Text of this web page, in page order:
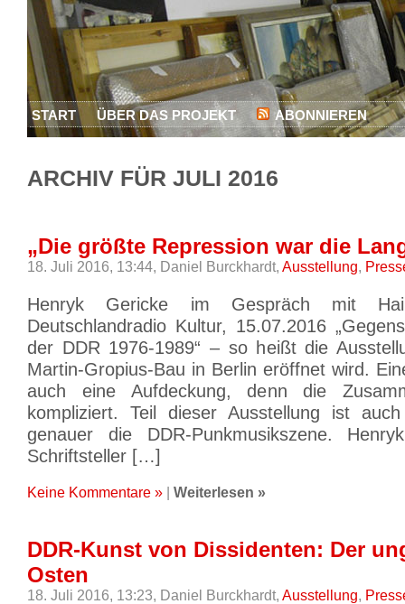
START ÜBER DAS PROJEKT ABONNIEREN
ARCHIV FÜR JULI 2016
„Die größte Repression war die
18. Juli 2016, 13:44, Daniel Burckhardt, Ausstellung,
Henryk Gericke im Gespräch mit
Deutschlandradio Kultur, 15.07.2016
der DDR 1976-1989“ – so heißt die
Martin-Gropius-Bau in Berlin eröffnet wird.
auch eine Aufdeckung, denn die
kompliziert. Teil dieser Ausstellung ist
genauer die DDR-Punkmusikszene.
Schriftsteller […]
Keine Kommentare » Weiterlesen »
DDR-Kunst von Dissidenten: Der
Osten
18. Juli 2016, 13:23, Daniel Burckhardt, Ausstellung,